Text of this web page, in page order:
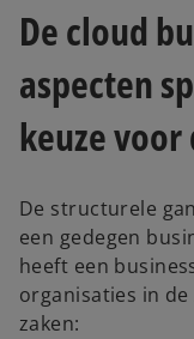
De cloud
aspecten
keuze voor
De structurele
een gedegen
heeft een
organisaties in
zaken: